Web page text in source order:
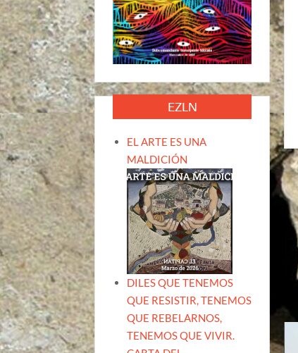
EZLN
EL ARTE ES UNA
MALDICIÓN
DILES QUE TENEMOS
QUE RESISTIR, TENEMOS
QUE REBELARNOS,
TENEMOS QUE VIVIR.